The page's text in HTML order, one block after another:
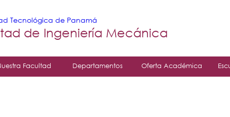
Tecnológica de Panamá
de Ingeniería Mecánica
Facultad Departamentos Oferta Académica